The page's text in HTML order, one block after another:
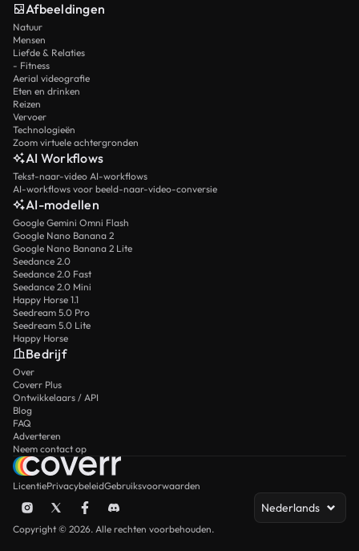
Afbeeldingen
Natuur
Mensen
Liefde & Relaties
- Fitness
Aerial videografie
Eten en drinken
Reizen
Vervoer
Technologieën
Zoom virtuele achtergronden
AI Workflows
Tekst-naar-video AI-workflows
AI-workflows voor beeld-naar-video-conversie
AI-modellen
Google Gemini Omni Flash
Google Nano Banana 2
Google Nano Banana 2 Lite
Seedance 2.0
Seedance 2.0 Fast
Seedance 2.0 Mini
Happy Horse 1.1
Seedream 5.0 Pro
Seedream 5.0 Lite
Happy Horse
Bedrijf
Over
Coverr Plus
Ontwikkelaars / API
Blog
FAQ
Adverteren
Neem contact op
LicentiePrivacybeleidGebruiksvoorwaarden
Nederlands
Copyright © 2026. Alle rechten voorbehouden.